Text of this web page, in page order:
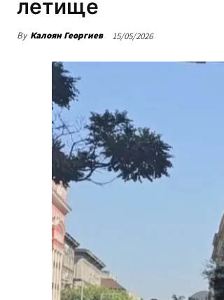
летище
By Калоян Георгиев 15/05/2026